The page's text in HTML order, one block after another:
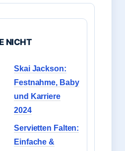
NICHT
Skai Jackson:
Festnahme, Baby
und Karriere
2024
Servietten Falten:
Einfache &